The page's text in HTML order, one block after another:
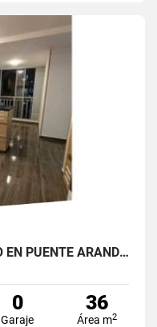
APARTAMENTO EN ARRIENDO EN PUENTE ARANDA PRIMAVERA 6-39
0
Garaje
36
Área m2